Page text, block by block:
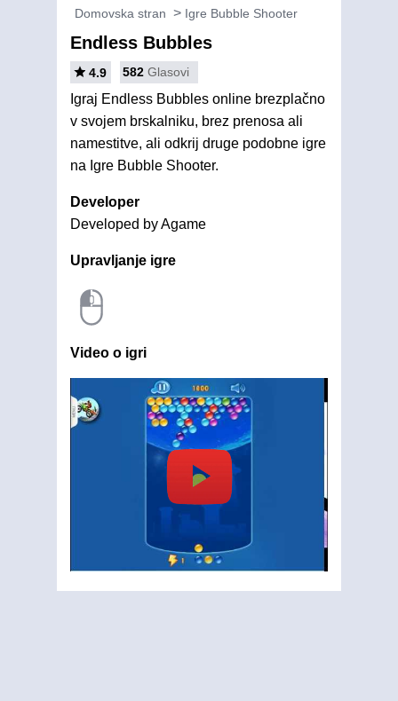
Domovska stran Igre Bubble Shooter
Endless Bubbles
4.9 582 Glasovi
Igraj Endless Bubbles online brezplačno
v svojem brskalniku, brez prenosa ali
namestitve, ali odkrij druge podobne igre
na Igre Bubble Shooter.
Developer
Developed by Agame
Upravljanje igre
Video o igri